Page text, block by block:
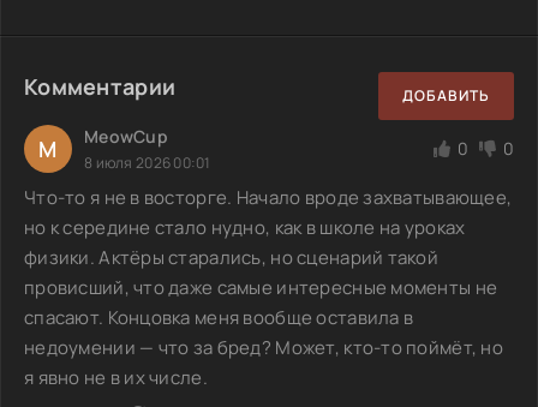
Комментарии ДОБАВИТЬ
M MeowCup
8 июля 2026 00:01
0 0
Что-то я не в восторге. Начало вроде захватывающее,
но к середине стало нудно, как в школе на уроках
физики. Актёры старались, но сценарий такой
провисший, что даже самые интересные моменты не
спасают. Концовка меня вообще оставила в
недоумении — что за бред? Может, кто-то поймёт, но
я явно не в их числе.